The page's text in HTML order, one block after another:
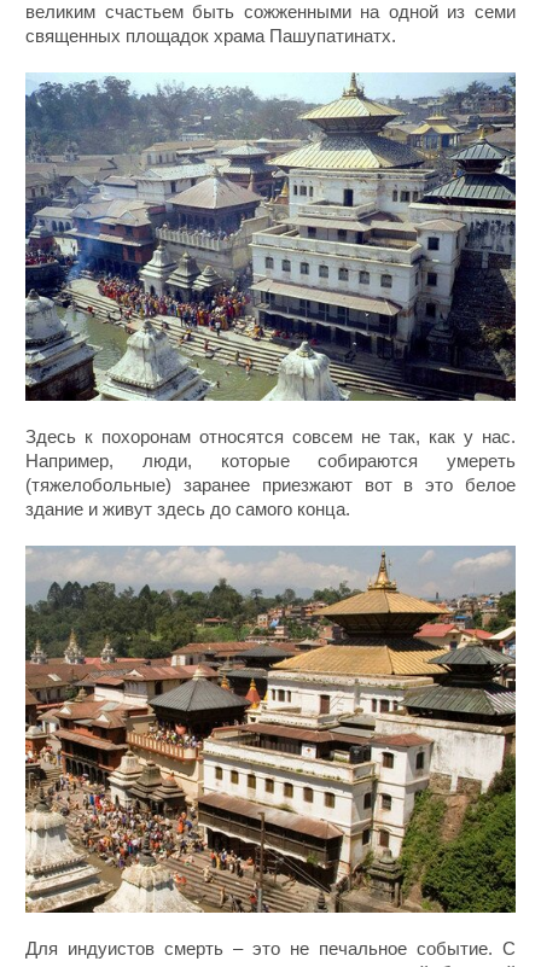
великим счастьем быть сожженными на одной из семи
священных площадок храма Пашупатинатх.
Здесь к похоронам относятся совсем не так, как у нас.
Например, люди, которые собираются умереть
(тяжелобольные) заранее приезжают вот в это белое
здание и живут здесь до самого конца.
Для индуистов смерть – это не печальное событие. С